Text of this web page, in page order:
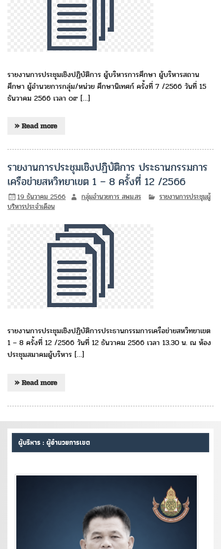
รายงานการประชุมเชิงปฏิบัติการ ผู้บริหารการศึกษา ผู้บริหารสถาน
ศึกษา ผู้อำนวยการกลุ่ม/หน่วย ศึกษานิเทศก์ ครั้งที่ 7 /2566 วันที่ 15
ธันวาคม 2566 เวลา ๐๙ […]
» Read more
รายงานการประชุมเชิงปฏิบัติการ ประธานกรรมการ
เครือข่ายสหวิทยาเขต 1 – 8 ครั้งที่ 12 /2566
19 ธันวาคม 2566 กลุ่มอำนวยการ สพม.สร
รายงานการประชุมผู้
บริหารประจำเดือน
รายงานการประชุมเชิงปฏิบัติการประธานกรรมการเครือข่ายสหวิทยาเขต
1 – 8 ครั้งที่ 12 /2566 วันที่ 12 ธันวาคม 2566 เวลา 13.30 น. ณ ห้อง
ประชุมสมาคมผู้บริหาร […]
» Read more
ผู้บริหาร : ผู้อำนวยการเขต